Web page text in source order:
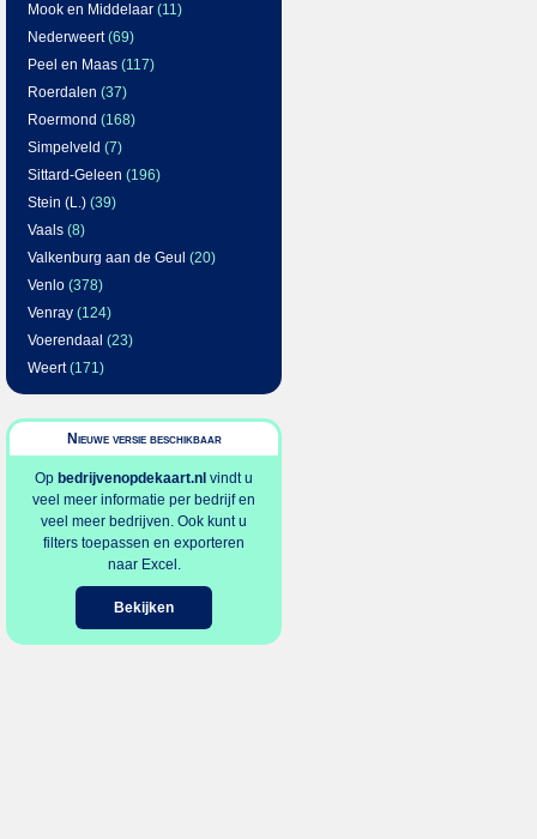
Mook en Middelaar (11)
Nederweert(69)
Peel en Maas (117)
Roerdalen (37)
Roermond (168)
Simpelveld (7)
Sittard-Geleen (196)
Stein (L.) (39)
Vaals (8)
Valkenburg aan de Geul (20)
Venlo (378)
Venray (124)
Voerendaal (23)
Weert(171)
Nieuwe versie beschikbaar
Op bedrijvenopdekaart.nl vindt u
veel meer informatie per bedrijf en
veel meer bedrijven. Ook kunt u
filters toepassen en exporteren
naar Excel.
Bekijken